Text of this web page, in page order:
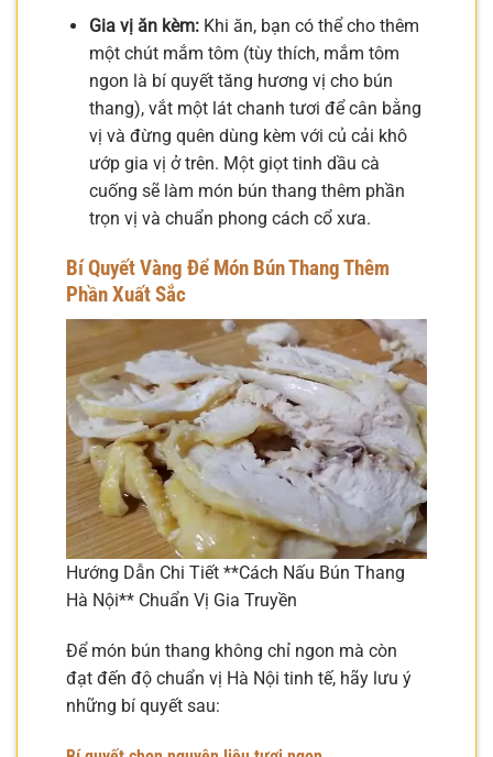
Gia vị ăn kèm:Khi ăn, bạn có thể cho thêm
một chút mắm tôm (tùy thích, mắm tôm
ngon là bí quyết tăng hương vị cho bún
thang), vắt một lát chanh tươi để cân bằng
vị và đừng quên dùng kèm với củ cải khô
ướp gia vị ở trên. Một giọt tinh dầu cà
cuống sẽ làm món bún thang thêm phần
trọn vị và chuẩn phong cách cổ xưa.
Bí Quyết Vàng Để Món Bún Thang Thêm
Phần Xuất Sắc
Hướng Dẫn Chi Tiết **Cách Nấu Bún Thang
Hà Nội** Chuẩn Vị Gia Truyền
Để món bún thang không chỉ ngon mà còn
đạt đến độ chuẩn vị Hà Nội tinh tế, hãy lưu ý
những bí quyết sau: